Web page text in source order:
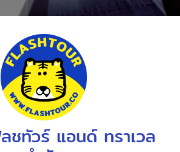
ชทัวร์ แอนด์ ทราเวล